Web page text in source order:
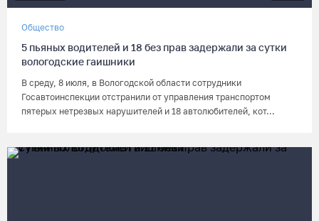
Общество
5 пьяных водителей и 18 без прав задержали за сутки
вологодские гаишники
В среду, 8 июля, в Вологодской области сотрудники
Госавтоинспекции отстранили от управления транспортом
пятерых нетрезвых нарушителей и 18 автолюбителей, кот...